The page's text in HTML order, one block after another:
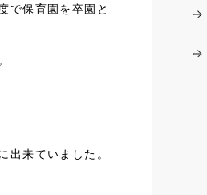
で保育園を卒園と
出来ていました。